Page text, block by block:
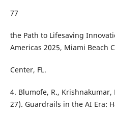
77
the Path to Lifesaving
Americas 2025, Miami Beach
Center, FL.
4. Blumofe, R., Krishnakumar,
27). Guardrails in the AI Era: